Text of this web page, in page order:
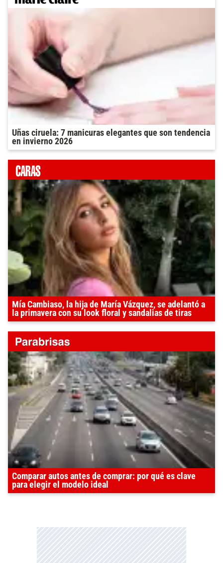
Uñas ciruela: 7 manicuras elegantes que son tendencia
en invierno 2026
Mía Cambiaso, la hija de María Vázquez, se adelantó a
la primavera con su look floral y sandalias de tiras
Comparar autos antes de comprar: por qué es clave
para elegir el modelo ideal